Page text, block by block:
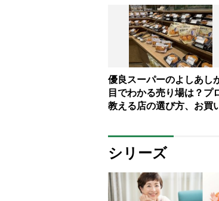
優良スーパーのよしあし
目でわかる売り場は？プ
教える店の選び方、お買
シリーズ